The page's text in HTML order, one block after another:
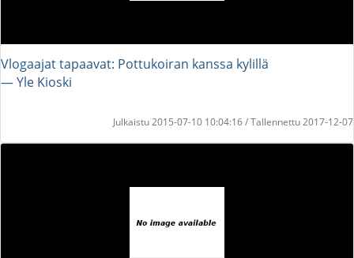
Vlogaajat tapaavat: Pottukoiran kanssa kylillä
― Yle Kioski
Julkaistu 2015-07-10 10:04:16 / Tallennettu 2017-12-07